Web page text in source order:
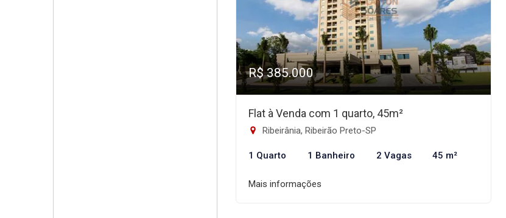
R$ 385.000
Flat à Venda com 1 quarto, 45m²
Ribeirânia, Ribeirão Preto-SP
1 Quarto 1 Banheiro 2 Vagas 45 m²
Mais informações